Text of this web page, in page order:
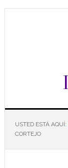
Saltar
Saltar
USTED ESTÁ AQUÍ:
CORTEJO